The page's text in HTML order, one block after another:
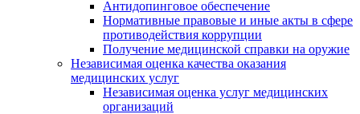
Антидопинговое обеспечение
Нормативные правовые и иные акты в сфере
противодействия коррупции
Получение медицинской справки на оружие
Независимая оценка качества оказания
медицинских услуг
Независимая оценка услуг медицинскиx
организаций